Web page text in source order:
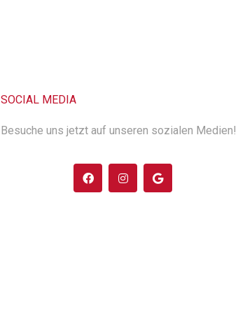
SOCIAL MEDIA
Besuche uns jetzt auf unseren sozialen Medien!